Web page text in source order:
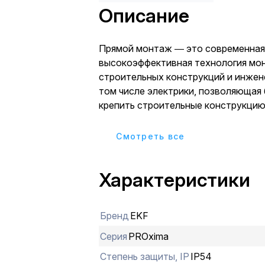
Описание
Прямой монтаж ― это современная
высокоэффективная технология
строительных конструкций и
том числе электрики,
крепить строительные
пистолетов. Крепление
отличии от анкерного крепления не
сверления стен, не нуждается в
Cмотреть все
Характеристики
Бренд EKF
Серия PROxima
Степень защиты, IP IP54